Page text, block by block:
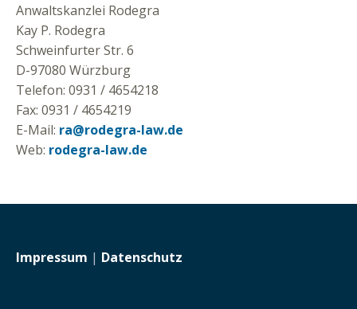
Anwaltskanzlei Rodegra
Kay P. Rodegra
Schweinfurter Str. 6
D-97080 Würzburg
Telefon: 0931 / 4654218
Fax: 0931 / 4654219
E-Mail: ra@rodegra-law.de
Web: rodegra-law.de
Impressum | Datenschutz